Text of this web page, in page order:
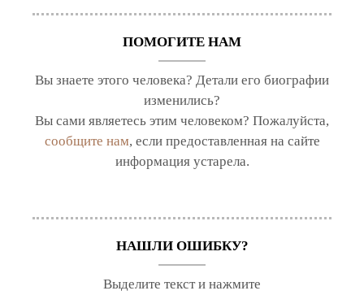
ПОМОГИТЕ НАМ
Вы знаете этого человека? Детали его биографии
изменились?
Вы сами являетесь этим человеком? Пожалуйста,
сообщите нам, если предоставленная на сайте
информация устарела.
НАШЛИ ОШИБКУ?
Выделите текст и нажмите